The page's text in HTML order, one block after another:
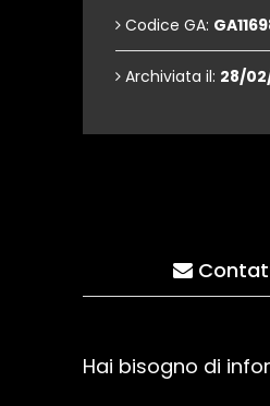
Codice GA:
Archiviata il: 28/
Hai bisogno di